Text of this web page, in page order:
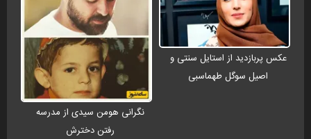
عکس پربازدید از استایل سنتی و
اصیل سوگل طهماسبی
نگرانی هومن سیدی از مدرسه
رفتن دخترش